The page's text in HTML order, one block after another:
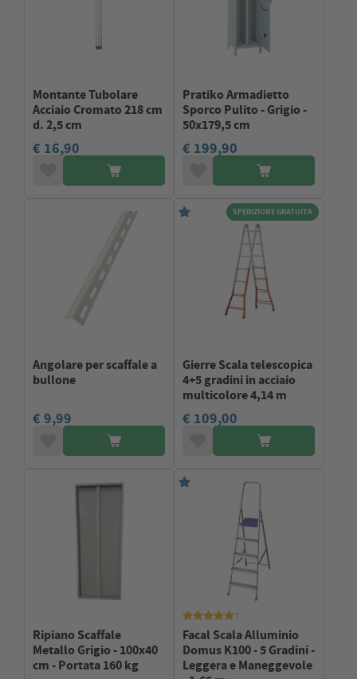
Montante Tubolare
Acciaio Cromato 218 cm
d. 2,5 cm
€ 16,90
Pratiko Armadietto
Sporco Pulito - Grigio -
50x179,5 cm
€ 199,90
Angolare per scaffale a
bullone
€ 9,99
SPEDIZIONE GRATUITA
Gierre Scala telescopica
4+5 gradini in acciaio
multicolore 4,14 m
€ 109,00
Ripiano Scaffale
Metallo Grigio - 100x40
cm - Portata 160 kg
Facal Scala Alluminio
Domus K100 - 5 Gradini -
Leggera e Maneggevole